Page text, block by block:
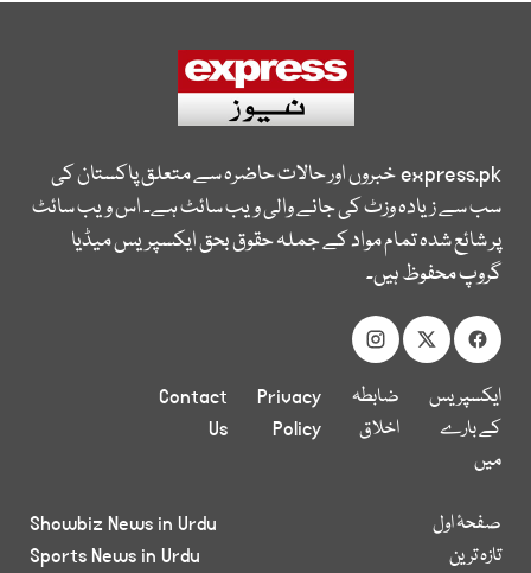
express.pkخبروں اور حالات حاضرہ سے متعلق پاکستان کی
سب سے زیادہ وزٹ کی جانے والی ویب سائٹ ہے۔ اس ویب سائٹ
پر شائع شدہ تمام مواد کے جملہ حقوق بحق ایکسپریس میڈیا
گروپ محفوظ ہیں۔
ایکسپریس
کے بارے
میں
ضابطہ
اخلاق
Privacy
Policy
Contact
Us
صفحۂ اول
تازہ ترین
Showbiz News in Urdu
Sports News in Urdu